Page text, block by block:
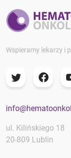
Wspieramy lekarzy i
ul. Kilińskiego 18
20-809 Lublin